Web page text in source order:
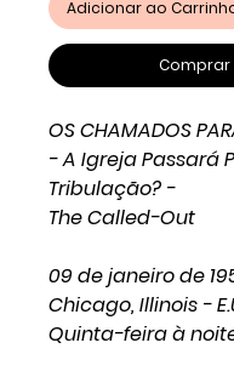
Adicionar ao
Comprar
OS CHAMADOS
- A Igreja Passará
Tribulação? -
The Called-Out
09 de janeiro de
Chicago, Illinois -
Quinta-feira à